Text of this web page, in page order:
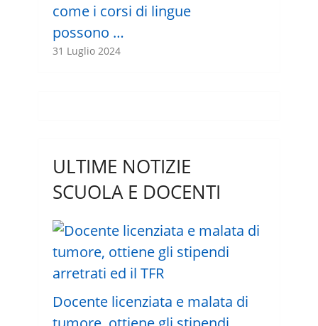
come i corsi di lingue
possono …
31 Luglio 2024
ULTIME NOTIZIE
SCUOLA E DOCENTI
Docente licenziata e malata di